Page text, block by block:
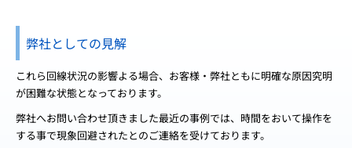
弊社としての見解
これら回線状況の影響よる場合、お客様・弊社ともに明確な原因究明
が困難な状態となっております。
弊社へお問い合わせ頂きました最近の事例では、時間をおいて操作を
する事で現象回避されたとのご連絡を受けております。